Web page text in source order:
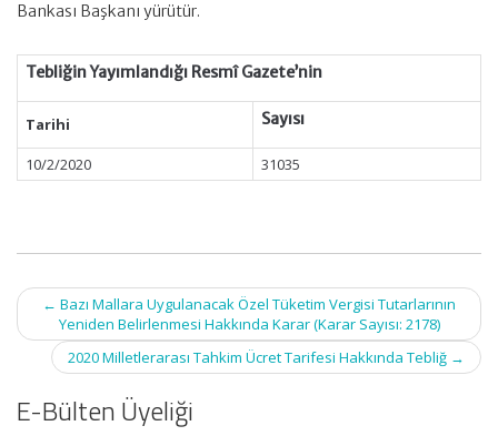
Bankası Başkanı yürütür.
Tebliğin Yayımlandığı Resmî Gazete’nin
Tarihi Sayısı
10/2/2020 31035
Post
navigation
← Bazı Mallara Uygulanacak Özel Tüketim Vergisi Tutarlarının
Yeniden Belirlenmesi Hakkında Karar (Karar Sayısı: 2178)
2020 Milletlerarası Tahkim Ücret Tarifesi Hakkında Tebliğ →
E-Bülten Üyeliği